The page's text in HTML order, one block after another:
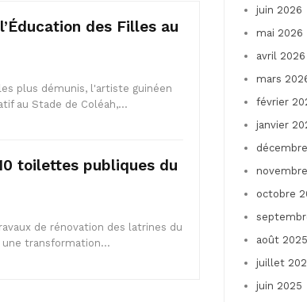
des Filles au
plus démunis, l'artiste guinéen
au Stade de Coléah,…
toilettes publiques du
de rénovation des latrines du
une transformation…
juin 2026
mai 2026
avril 2026
mars
février
janvier
octobre
août 2025
juillet
juin 2025